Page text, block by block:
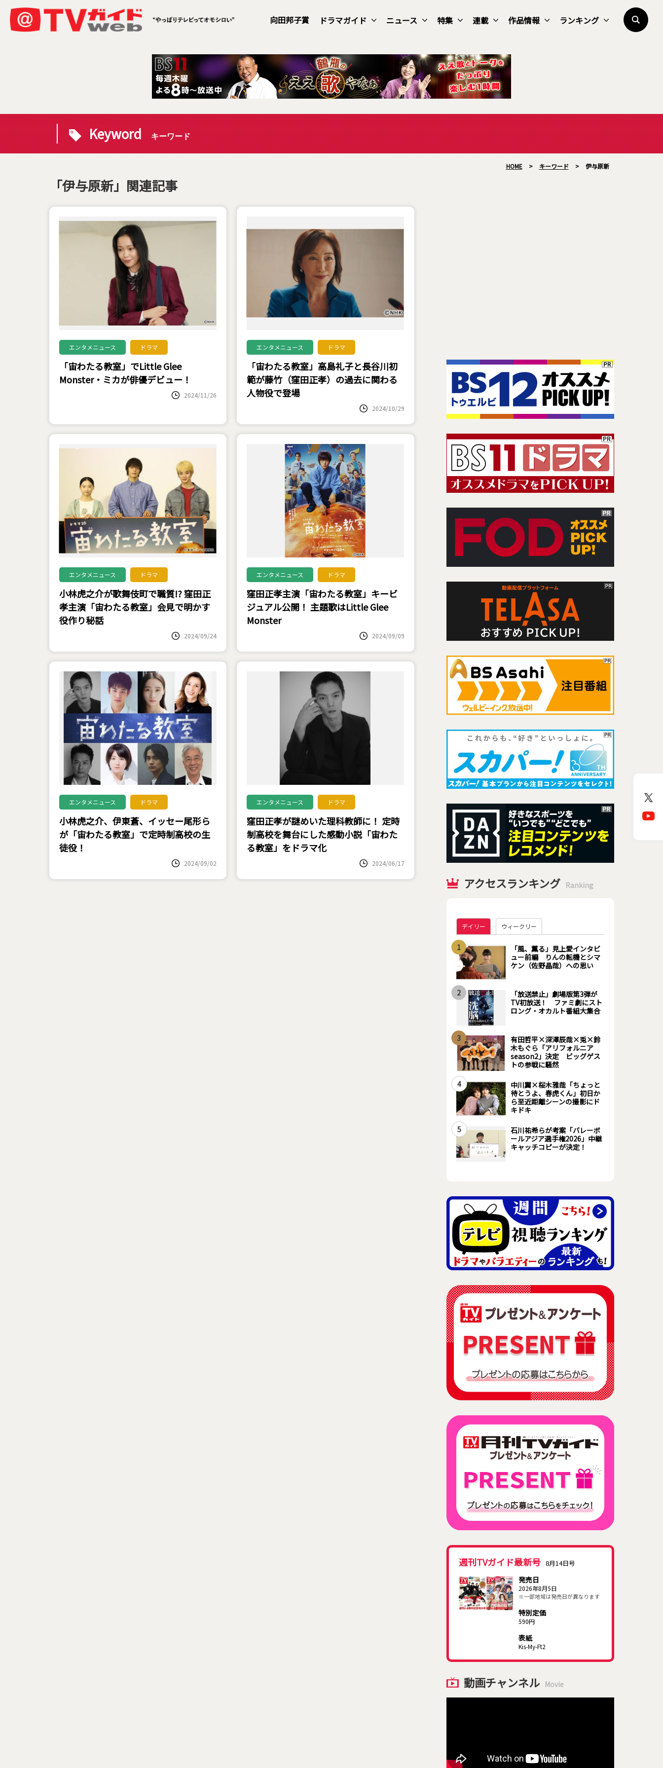
向田邦子賞 ドラマガイド ニュース 特集 連載 作品情報 ランキング
Keyword キーワード
HOME > キーワード > 伊与原新
「伊与原新」関連記事
エンタメニュース ドラマ
「宙わたる教室」でLittle Glee
Monster・ミカが俳優デビュー！
2024/11/26
エンタメニュース ドラマ
「宙わたる教室」高島礼子と長谷川初
範が藤竹（窪田正孝）の過去に関わる
人物役で登場
2024/10/29
エンタメニュース ドラマ
小林虎之介が歌舞伎町で職質!? 窪田正
孝主演「宙わたる教室」会見で明かす
役作り秘話
2024/09/24
エンタメニュース ドラマ
窪田正孝主演「宙わたる教室」キービ
ジュアル公開！ 主題歌はLittle Glee
Monster
2024/09/09
エンタメニュース ドラマ
小林虎之介、伊東蒼、イッセー尾形ら
が「宙わたる教室」で定時制高校の生
徒役！
2024/09/02
エンタメニュース ドラマ
窪田正孝が謎めいた理科教師に！ 定時
制高校を舞台にした感動小説「宙わた
る教室」をドラマ化
2024/06/17
アクセスランキング Ranking
デイリー ウィークリー
1
「風、薫る」見上愛インタビ
ュー前編 りんの転機とシマ
ケン（佐野晶哉）への思い
2
「放送禁止」劇場版第3弾が
TV初放送！ ファミ劇にスト
ロング・オカルト番組大集合
3
有田哲平×深澤辰哉×兎×鈴
木もぐら「アリフォルニア
season2」決定 ビッグゲス
トの参戦に騒然
4
中川翼×桜木雅哉「ちょっと
待とうよ、春虎くん」初日か
ら至近距離シーンの撮影にド
キドキ
5
石川祐希らが考案「バレーボ
ールアジア選手権2026」中継
キャッチコピーが決定！
週刊TVガイド最新号 8月14日号
発売日
2026年8月5日
※一部地域は発売日が異なります
特別定価
590円
表紙
Kis-My-Ft2
動画チャンネル Movie